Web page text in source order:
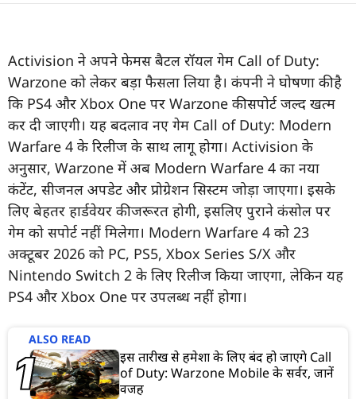
Activision ने अपने फेमस बैटल रॉयल गेम Call of Duty:
Warzone को लेकर बड़ा फैसला लिया है। कंपनी ने घोषणा की है
कि PS4 और Xbox One पर Warzone की सपोर्ट जल्द खत्म
कर दी जाएगी। यह बदलाव नए गेम Call of Duty: Modern
Warfare 4 के रिलीज के साथ लागू होगा। Activision के
अनुसार, Warzone में अब Modern Warfare 4 का नया
कंटेंट, सीजनल अपडेट और प्रोग्रेशन सिस्टम जोड़ा जाएगा। इसके
लिए बेहतर हार्डवेयर की जरूरत होगी, इसलिए पुराने कंसोल पर
गेम को सपोर्ट नहीं मिलेगा। Modern Warfare 4 को 23
अक्टूबर 2026 को PC, PS5, Xbox Series S/X और
Nintendo Switch 2 के लिए रिलीज किया जाएगा, लेकिन यह
PS4 और Xbox One पर उपलब्ध नहीं होगा।
ALSO READ
इस तारीख से हमेशा के लिए बंद हो जाएंगे Call
of Duty: Warzone Mobile के सर्वर, जानें
वजह